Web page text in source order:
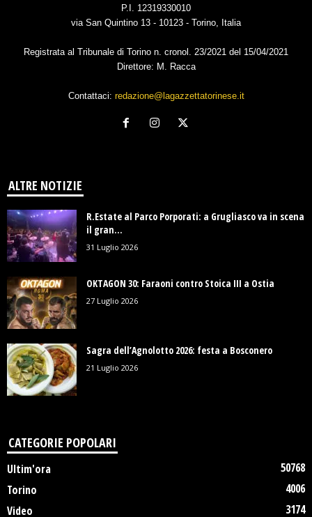
P.I. 12319330010
via San Quintino 13 - 10123 - Torino, Italia
Registrata al Tribunale di Torino n. cronol. 23/2021 del 15/04/2021
Direttore: M. Racca
Contattaci: redazione@lagazzettatorinese.it
ALTRE NOTIZIE
R.Estate al Parco Porporati: a Grugliasco va in scena
il gran...
31 Luglio 2026
OKTAGON 30: Faraoni contro Stoica III a Ostia
27 Luglio 2026
Sagra dell’Agnolotto 2026: festa a Bosconero
21 Luglio 2026
CATEGORIE POPOLARI
Ultim'ora
50768
Torino
4006
Video
3174